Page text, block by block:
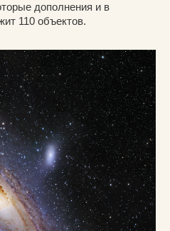
дополнения и в
110 объектов.